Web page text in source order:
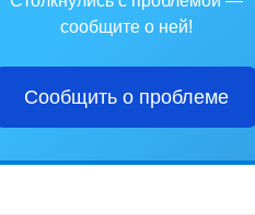
сообщите о ней!
Сообщить о проблеме